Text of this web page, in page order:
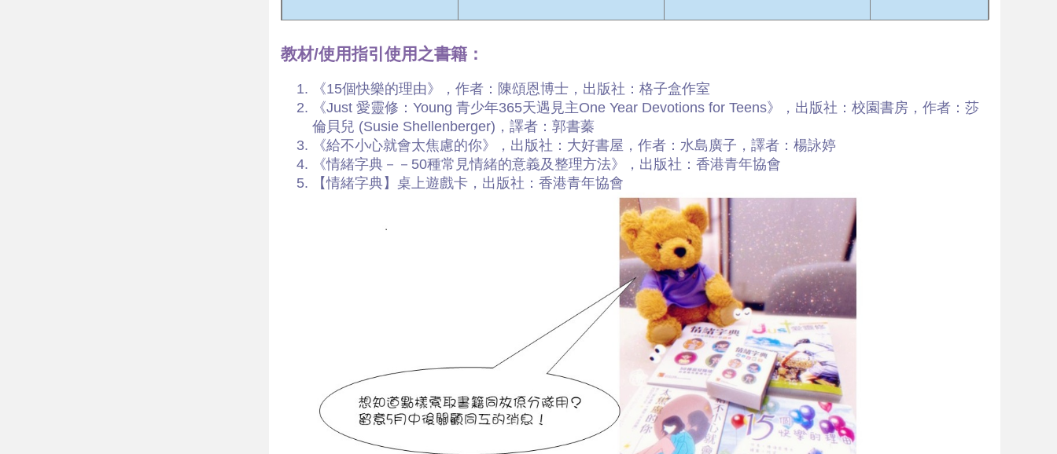
教材/使用指引使用之書籍：
《15個快樂的理由》，作者：陳頌恩博士，出版社：格子盒作室
《Just 愛靈修：Young 青少年365天遇見主One Year Devotions for Teens》，出版社：校園書房，作者：莎
倫貝兒 (Susie Shellenberger)，譯者：郭書蓁
《給不小心就會太焦慮的你》，出版社：大好書屋，作者：水島廣子，譯者：楊詠婷
《情緒字典－－50種常見情緒的意義及整理方法》，出版社：香港青年協會
【情緒字典】桌上遊戲卡，出版社：香港青年協會